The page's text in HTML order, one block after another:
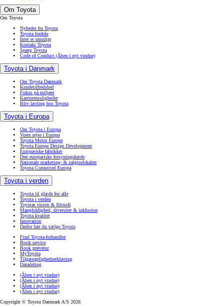
Om Toyota
Om Toyota
Nyheder fra Toyota
Toyota fordele
Intet er umuligt
Kontakt Toyota
Spørg Toyota
Code of Conduct (Åben i nyt vindue)
Toyota i Danmark
Om Toyota Danmark
Kundetilfredshed
Fokus på miljøet
Karrieremuligheder
Bliv lærling hos Toyota
Toyota i Europa
Om Toyota i Europa
Vores rejse i Europa
Toyota Motor Europe
Toyota Europe Design Development
Europæiske fabrikker
Den europæiske forsyningskæde
Nationale marketing- & salgsselskaber
Toyota Connected Europa
Toyota i verden
Toyota til glæde for alle
Toyota i verden
Toyotas vision & filosofi
Mangfoldighed, diversitet & inklusion
Toyota kvalitet
Innovation
Derfor bør du vælge Toyota
Find Toyota-forhandler
Book service
Book prøvetur
MyToyota
Tilgængelighedserklæring
Datadeling
(Åben i nyt vindue)
(Åben i nyt vindue)
(Åben i nyt vindue)
(Åben i nyt vindue)
Copyright © Toyota Danmark A/S 2026